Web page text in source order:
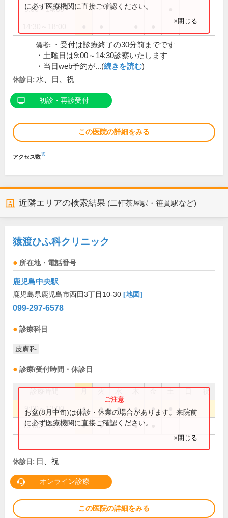
9:00～14:30
に必ず医療機関に直接ご確認ください。
×閉じる
備考:
・受付は診療終了の30分前までです
・土曜日は9:00～14:30診察いたします
・当日web予約が...(続きを読む)
休診日: 水、日、祝
初診・再診受付
この医院の詳細をみる
アクセス数※
近隣エリアの検索結果 (二軒茶屋駅・笹貫駅など)
猿渡ひふ科クリニック
所在地・電話番号
鹿児島中央駅
鹿児島県鹿児島市西田3丁目10-30 [地図]
099-297-6578
診療科目
皮膚科
診療/受付時間・休診日
祝
9:00～13:00 ● ● ● ● ●
15:00～19:00 ● ● ●
お盆(8月中旬)は休診・休業の場合があります。来院前
に必ず医療機関に直接ご確認ください。
×閉じる
休診日: 日、祝
オンライン診療
この医院の詳細をみる